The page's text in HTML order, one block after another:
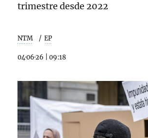
trimestre desde 2022
NTM EP
04·06·26 09:18